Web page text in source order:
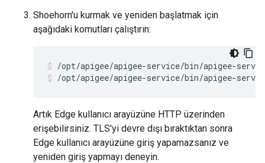
Shoehorn'u kurmak ve yeniden başlatmak için
aşağıdaki komutları çalıştırın:
/opt/apigee/apigee-service/bin/apigee-
/opt/apigee/apigee-service/bin/apigee-
Artık Edge kullanıcı arayüzüne HTTP üzerinden
erişebilirsiniz. TLS'yi devre dışı bıraktıktan sonra
Edge kullanıcı arayüzüne giriş yapamazsanız ve
yeniden giriş yapmayı deneyin.